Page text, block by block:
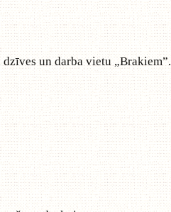
un darba vietu „Brakiem”.